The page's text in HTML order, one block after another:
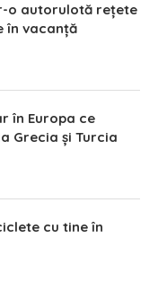
o autorulotă rețete
în vacanță
în Europa ce
Grecia și Turcia
cu tine în